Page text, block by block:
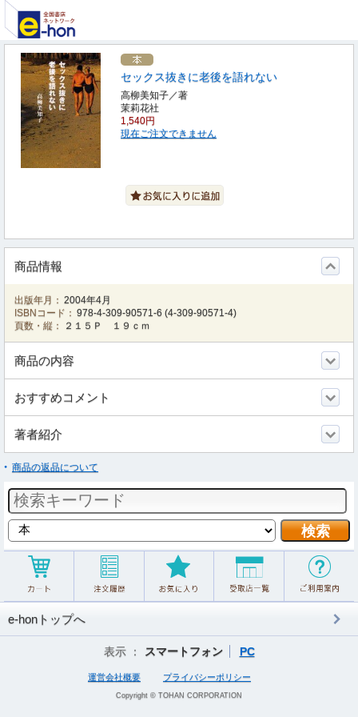
セックス抜きに老後を語れない
高柳美知子／著
茉莉花社
1,540円
現在ご注文できません
商品情報
出版年月： 2004年4月
ISBNコード： 978-4-309-90571-6 (4-309-90571-4)
頁数・縦：
２１５Ｐ １９ｃｍ
商品の内容
おすすめコメント
著者紹介
商品の返品について
e-honトップへ
表示 ： スマートフォン PC
運営会社概要 プライバシーポリシー
Copyright © TOHAN CORPORATION